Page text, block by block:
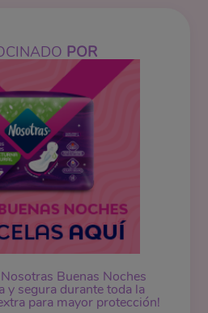
POR
Buenas Noches
y segura durante toda la
para mayor protección!